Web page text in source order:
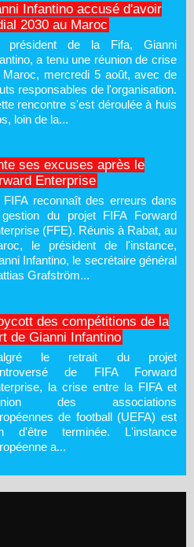
Infantino accusé d'avoir
2030 au Maroc
président de la Fifa, Gianni
a tenu une réunion de crise
Maroc, mercredi 5 août, avec de
responsables de l'organisation.
rencontre s'est déroulée à huis
loin de la...
ses excuses après le
Enterprise
FIFA reconnaît des erreurs dans
du projet FIFA Forward
(FFE). Réunis à Rabat, au
le président de l'instance,
Infantino, le secrétaire général
Grafström...
des compétitions de la
de Gianni Infantino
le retrait du projet
de FIFA Forward
la crise entre la FIFA et
des associations
de football (UEFA) est
d'être terminée. L'instance
a...